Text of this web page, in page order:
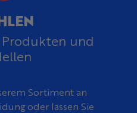
Produkten und
Sortiment an
oder lassen Sie